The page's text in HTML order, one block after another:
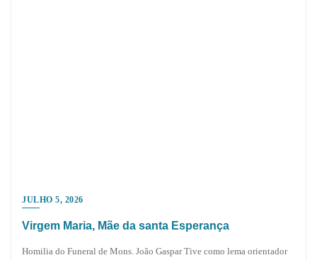
JULHO 5, 2026
Virgem Maria, Mãe da santa Esperança
Homilia do Funeral de Mons. João Gaspar Tive como lema orientador